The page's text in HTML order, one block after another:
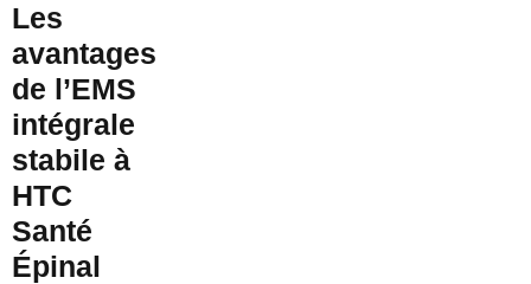
Les
avantages
de l’EMS
intégrale
stabile à
HTC
Santé
Épinal